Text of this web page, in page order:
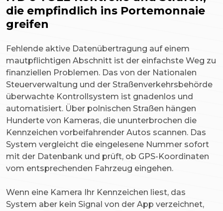
die empfindlich ins Portemonnaie
greifen
Fehlende aktive Datenübertragung auf einem
mautpflichtigen Abschnitt ist der einfachste Weg zu
finanziellen Problemen. Das von der Nationalen
Steuerverwaltung und der Straßenverkehrsbehörde
überwachte Kontrollsystem ist gnadenlos und
automatisiert. Über polnischen Straßen hängen
Hunderte von Kameras, die ununterbrochen die
Kennzeichen vorbeifahrender Autos scannen. Das
System vergleicht die eingelesene Nummer sofort
mit der Datenbank und prüft, ob GPS-Koordinaten
vom entsprechenden Fahrzeug eingehen.
Wenn eine Kamera Ihr Kennzeichen liest, das
System aber kein Signal von der App verzeichnet,